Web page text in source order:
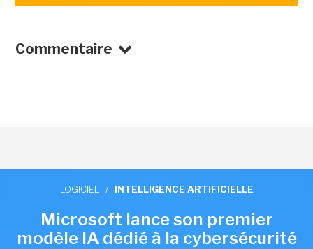
Commentaire
LOGICIEL / INTELLIGENCE ARTIFICIELLE
Microsoft lance son premier
modèle IA dédié à la cybersécurité